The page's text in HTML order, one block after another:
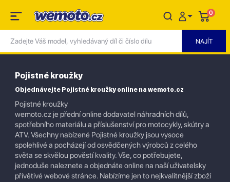
0
Pojistné kroužky
Objednávejte Pojistné kroužky online na wemoto.cz
Pojistné kroužky
wemoto.cz je přední online dodavatel náhradních dílů,
spotřebního materiálu a příslušenství pro motocykly, skútry a
ATV. Všechny nabízené Pojistné kroužky jsou vysoce
spolehlivé a pocházejí od osvědčených výrobců z celého
světa se skvělou pověstí kvality. Vše, co potřebujete,
jednoduše naleznete a objednáte online na naší uživatelsky
přívětivé webové stránce. Nabízíme jen to nejkvalitnější zboží